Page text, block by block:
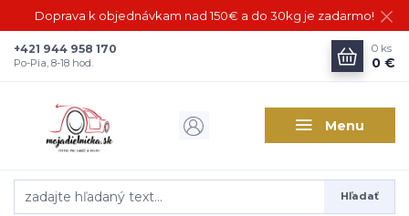
Doprava k objednávkam nad 150€ a do 30kg je zadarmo!
Menu
Hľadať
+421 944 958 170
Po-Pia, 8-18 hod.
0 ks
0 €